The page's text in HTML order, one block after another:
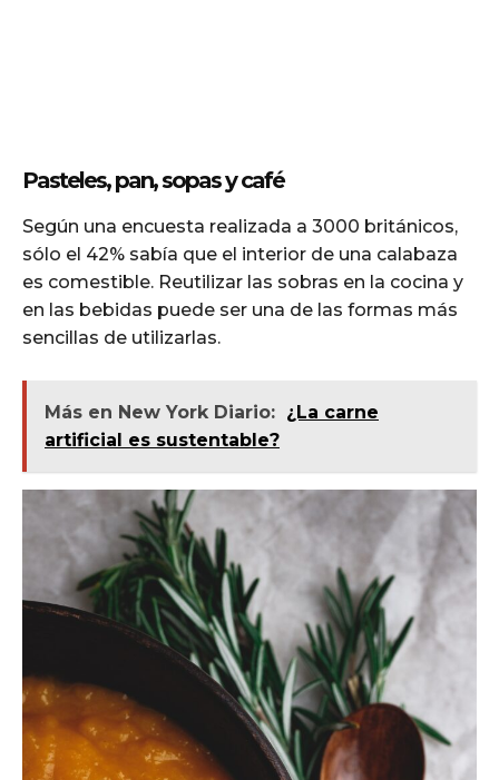
Pasteles, pan, sopas y café
Según una encuesta realizada a 3000 británicos,
sólo el 42% sabía que el interior de una calabaza
es comestible. Reutilizar las sobras en la cocina y
en las bebidas puede ser una de las formas más
sencillas de utilizarlas.
Más en New York Diario: ¿La carne
artificial es sustentable?